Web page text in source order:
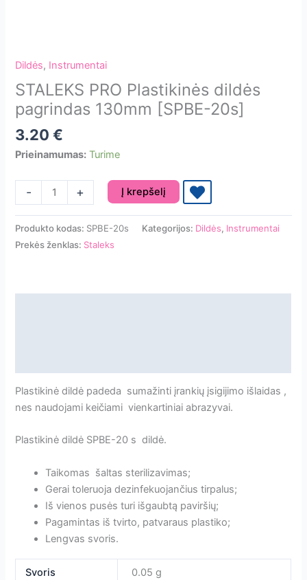
Dildės, Instrumentai
STALEKS PRO Plastikinės dildės
pagrindas 130mm [SPBE-20s]
3.20€
Prieinamumas: Turime
-
produkto
kiekis:
+ Į krepšelį
Produkto kodas: SPBE-20s Kategorijos: Dildės, Instrumentai
Prekės ženklas: Staleks
Plastikinė dildė padeda sumažinti įrankių įsigijimo išlaidas ,
nes naudojami keičiami vienkartiniai abrazyvai.
Plastikinė dildė SPBE-20 s dildė.
Taikomas šaltas sterilizavimas;
Gerai toleruoja dezinfekuojančius tirpalus;
Iš vienos pusės turi išgaubtą paviršių;
Pagamintas iš tvirto, patvaraus plastiko;
Lengvas svoris.
Svoris 0.05 g